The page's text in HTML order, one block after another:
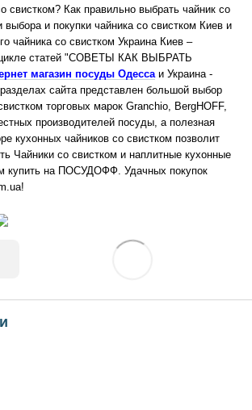
свистком? Как правильно выбрать чайник со
выбора и покупки чайника со свистком Киев и
чайника со свистком Украина Киев –
цикле статей "СОВЕТЫ КАК ВЫБРАТЬ
магазин посуды Одесса и Украина -
сайта представлен большой выбор
торговых марок Granchio, BergHOFF,
производителей посуды, а полезная
кухонных чайников со свистком позволит
Чайники со свистком и наплитные кухонные
купить на ПОСУДОФФ. Удачных покупок